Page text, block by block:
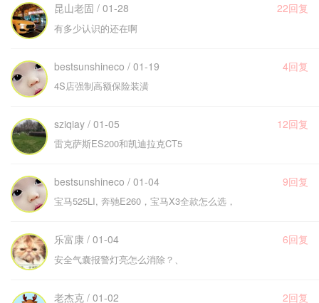
昆山老固 / 01-28 22回复
有多少认识的还在啊
bestsunshineco / 01-19 4回复
4S店强制高额保险装潢
sziqiay / 01-05 12回复
雷克萨斯ES200和凯迪拉克CT5
bestsunshineco / 01-04 9回复
宝马525LI, 奔驰E260，宝马X3全款怎么选，
乐富康 / 01-04 6回复
安全气囊报警灯亮怎么消除？、
老杰克 / 01-02 2回复